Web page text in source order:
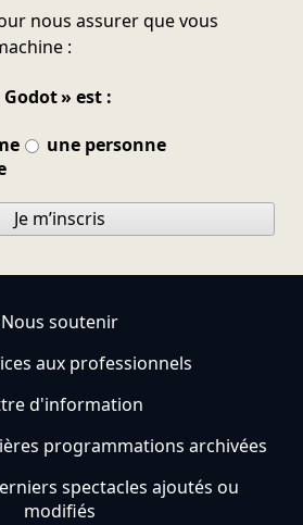
nous assurer que vous
:
» est :
une personne
Je m’inscris
Nous soutenir
aux professionnels
d'information
programmations archivées
spectacles ajoutés ou
modifiés